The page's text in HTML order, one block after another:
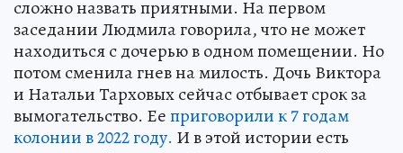
сложно назвать приятными. На первом
заседании Людмила говорила, что не может
находиться с дочерью в одном помещении. Но
потом сменила гнев на милость. Дочь Виктора
и Натальи Тарховых сейчас отбывает срок за
вымогательство. Ееприговорили к 7 годам
колонии в 2022 году. И в этой истории есть